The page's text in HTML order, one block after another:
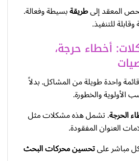
المعقد إلىطريقةبسيطة وفعالة.
للتنفيذ.
أخطاء حرجة،
واحدة طويلة من المشاكل. بدلاً
والخطورة.
الحرجة. تشمل هذه مشكلات مثل
العنوان المفقودة.
مباشر علىتحسين محركات البحث